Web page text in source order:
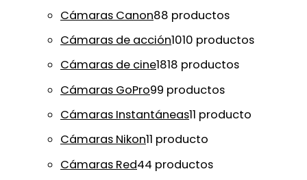
Cámaras Canon88 productos
Cámaras de acción1010 productos
Cámaras de cine1818 productos
Cámaras GoPro99 productos
Cámaras Instantáneas11 producto
Cámaras Nikon11 producto
Cámaras Red44 productos